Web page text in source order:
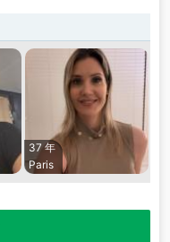
37 年
Paris